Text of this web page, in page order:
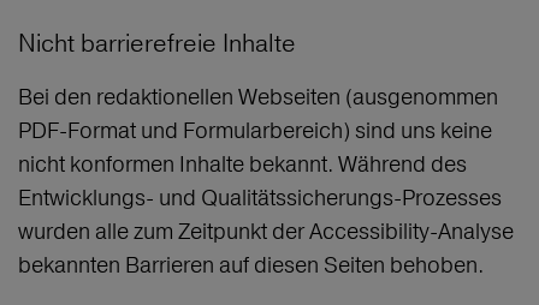
Nicht barrierefreie Inhalte
Bei den redaktionellen Webseiten (ausgenommen
PDF-Format und Formularbereich) sind uns keine
nicht konformen Inhalte bekannt. Während des
Entwicklungs- und Qualitätssicherungs-Prozesses
wurden alle zum Zeitpunkt der Accessibility-Analyse
bekannten Barrieren auf diesen Seiten behoben.